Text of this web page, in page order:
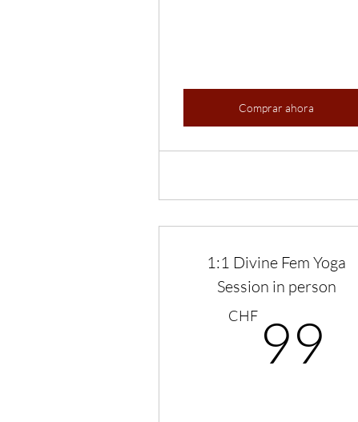
Comprar ahora
1:1 Divine Fem Yoga
Session in person
CHF 99